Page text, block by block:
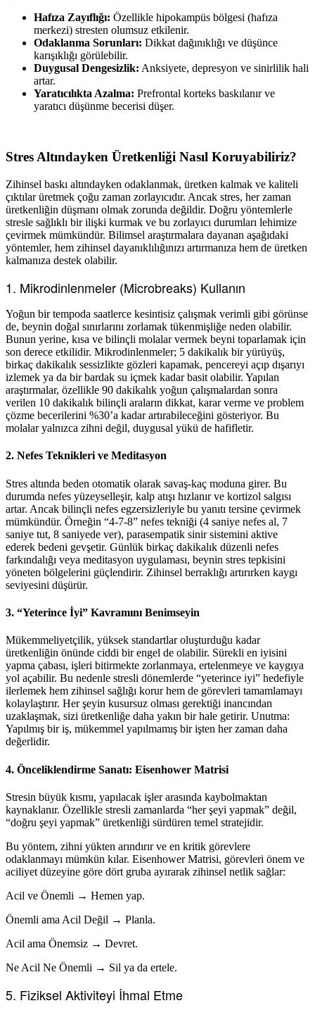
Hafıza Zayıflığı: Özellikle hipokampüs bölgesi (hafıza
merkezi) stresten olumsuz etkilenir.
Odaklanma Sorunları: Dikkat dağınıklığı ve düşünce
karışıklığı görülebilir.
Duygusal Dengesizlik: Anksiyete, depresyon ve sinirlilik hali
artar.
Yaratıcılıkta Azalma: Prefrontal korteks baskılanır ve
yaratıcı düşünme becerisi düşer.
Stres Altındayken Üretkenliği Nasıl Koruyabiliriz?
Zihinsel baskı altındayken odaklanmak, üretken kalmak ve kaliteli
çıktılar üretmek çoğu zaman zorlayıcıdır. Ancak stres, her zaman
üretkenliğin düşmanı olmak zorunda değildir. Doğru yöntemlerle
stresle sağlıklı bir ilişki kurmak ve bu zorlayıcı durumları lehimize
çevirmek mümkündür. Bilimsel araştırmalara dayanan aşağıdaki
yöntemler, hem zihinsel dayanıklılığınızı artırmanıza hem de üretken
kalmanıza destek olabilir.
1. Mikrodinlenmeler (Microbreaks) Kullanın
Yoğun bir tempoda saatlerce kesintisiz çalışmak verimli gibi görünse
de, beynin doğal sınırlarını zorlamak tükenmişliğe neden olabilir.
Bunun yerine, kısa ve bilinçli molalar vermek beyni toparlamak için
son derece etkilidir. Mikrodinlenmeler; 5 dakikalık bir yürüyüş,
birkaç dakikalık sessizlikte gözleri kapamak, pencereyi açıp dışarıyı
izlemek ya da bir bardak su içmek kadar basit olabilir. Yapılan
araştırmalar, özellikle 90 dakikalık yoğun çalışmalardan sonra
verilen 10 dakikalık bilinçli araların dikkat, karar verme ve problem
çözme becerilerini %30’a kadar artırabileceğini gösteriyor. Bu
molalar yalnızca zihni değil, duygusal yükü de hafifletir.
2. Nefes Teknikleri ve Meditasyon
Stres altında beden otomatik olarak savaş-kaç moduna girer. Bu
durumda nefes yüzeyselleşir, kalp atışı hızlanır ve kortizol salgısı
artar. Ancak bilinçli nefes egzersizleriyle bu yanıtı tersine çevirmek
mümkündür. Örneğin “4-7-8” nefes tekniği (4 saniye nefes al, 7
saniye tut, 8 saniyede ver), parasempatik sinir sistemini aktive
ederek bedeni gevşetir. Günlük birkaç dakikalık düzenli nefes
farkındalığı veya meditasyon uygulaması, beynin stres tepkisini
yöneten bölgelerini güçlendirir. Zihinsel berraklığı artırırken kaygı
seviyesini düşürür.
3. “Yeterince İyi” Kavramını Benimseyin
Mükemmeliyetçilik, yüksek standartlar oluşturduğu kadar
üretkenliğin önünde ciddi bir engel de olabilir. Sürekli en iyisini
yapma çabası, işleri bitirmekte zorlanmaya, ertelenmeye ve kaygıya
yol açabilir. Bu nedenle stresli dönemlerde “yeterince iyi” hedefiyle
ilerlemek hem zihinsel sağlığı korur hem de görevleri tamamlamayı
kolaylaştırır. Her şeyin kusursuz olması gerektiği inancından
uzaklaşmak, sizi üretkenliğe daha yakın bir hale getirir. Unutma:
Yapılmış bir iş, mükemmel yapılmamış bir işten her zaman daha
değerlidir.
4. Önceliklendirme Sanatı: Eisenhower Matrisi
Stresin büyük kısmı, yapılacak işler arasında kaybolmaktan
kaynaklanır. Özellikle stresli zamanlarda “her şeyi yapmak” değil,
“doğru şeyi yapmak” üretkenliği sürdüren temel stratejidir.
Bu yöntem, zihni yükten arındırır ve en kritik görevlere
odaklanmayı mümkün kılar. Eisenhower Matrisi, görevleri önem ve
aciliyet düzeyine göre dört gruba ayırarak zihinsel netlik sağlar:
Acil ve Önemli → Hemen yap.
Önemli ama Acil Değil → Planla.
Acil ama Önemsiz → Devret.
Ne Acil Ne Önemli → Sil ya da ertele.
5. Fiziksel Aktiviteyi İhmal Etme